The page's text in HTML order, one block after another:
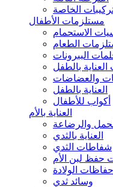
الخاصة
مستلزمات الأطفال
الاستحمام
الطعام
الببرونات
بالطفل
والعضاضات
العناية بالطفل
أكواب للأطفال
العناية بالأم
الحمل والرضاعة
العناية بالثدي
شفاطات الثدي
حفظ لبن الأم
حفاظات الولادة
وسائد ثدي